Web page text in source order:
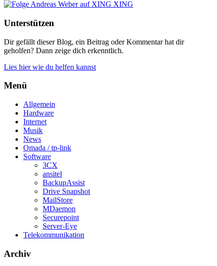
XING
Unterstützen
Dir gefällt dieser Blog, ein Beitrag oder Kommentar hat dir
geholfen? Dann zeige dich erkenntlich.
Lies hier wie du helfen kannst
Menü
Allgemein
Hardware
Internet
Musik
News
Omada / tp-link
Software
3CX
ansitel
BackupAssist
Drive Snapshot
MailStore
MDaemon
Securepoint
Server-Eye
Telekommunikation
Archiv